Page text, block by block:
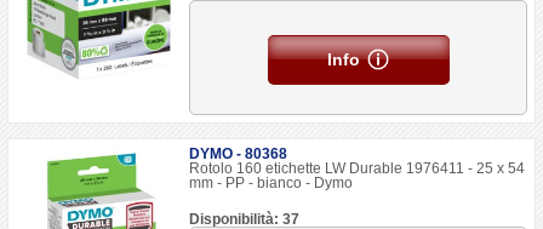
Info
DYMO - 80368
Rotolo 160 etichette LW Durable 1976411 - 25 x 54
mm - PP - bianco - Dymo
Disponibilità: 37